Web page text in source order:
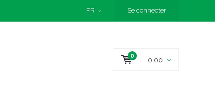
FR Se connecter
0
0,00